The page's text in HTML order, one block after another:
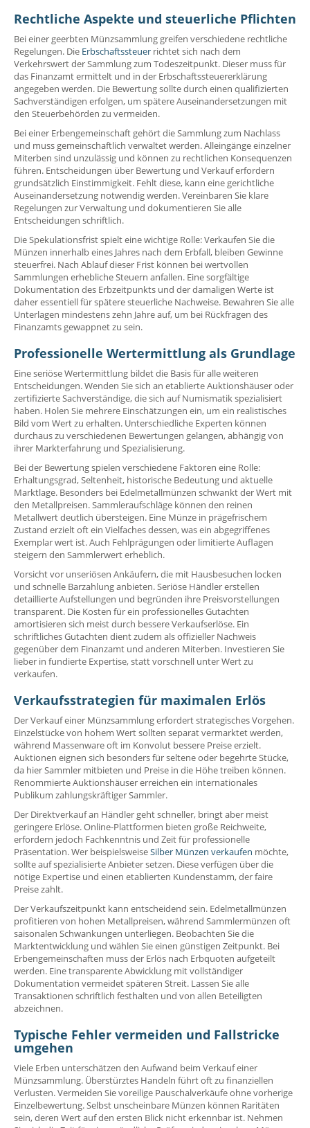
Rechtliche Aspekte und steuerliche Pflichten
Bei einer geerbten Münzsammlung greifen verschiedene rechtliche
Regelungen. Die Erbschaftssteuer richtet sich nach dem
Verkehrswert der Sammlung zum Todeszeitpunkt. Dieser muss für
das Finanzamt ermittelt und in der Erbschaftssteuererklärung
angegeben werden. Die Bewertung sollte durch einen qualifizierten
Sachverständigen erfolgen, um spätere Auseinandersetzungen mit
den Steuerbehörden zu vermeiden.
Bei einer Erbengemeinschaft gehört die Sammlung zum Nachlass
und muss gemeinschaftlich verwaltet werden. Alleingänge einzelner
Miterben sind unzulässig und können zu rechtlichen Konsequenzen
führen. Entscheidungen über Bewertung und Verkauf erfordern
grundsätzlich Einstimmigkeit. Fehlt diese, kann eine gerichtliche
Auseinandersetzung notwendig werden. Vereinbaren Sie klare
Regelungen zur Verwaltung und dokumentieren Sie alle
Entscheidungen schriftlich.
Die Spekulationsfrist spielt eine wichtige Rolle: Verkaufen Sie die
Münzen innerhalb eines Jahres nach dem Erbfall, bleiben Gewinne
steuerfrei. Nach Ablauf dieser Frist können bei wertvollen
Sammlungen erhebliche Steuern anfallen. Eine sorgfältige
Dokumentation des Erbzeitpunkts und der damaligen Werte ist
daher essentiell für spätere steuerliche Nachweise. Bewahren Sie alle
Unterlagen mindestens zehn Jahre auf, um bei Rückfragen des
Finanzamts gewappnet zu sein.
Professionelle Wertermittlung als Grundlage
Eine seriöse Wertermittlung bildet die Basis für alle weiteren
Entscheidungen. Wenden Sie sich an etablierte Auktionshäuser oder
zertifizierte Sachverständige, die sich auf Numismatik spezialisiert
haben. Holen Sie mehrere Einschätzungen ein, um ein realistisches
Bild vom Wert zu erhalten. Unterschiedliche Experten können
durchaus zu verschiedenen Bewertungen gelangen, abhängig von
ihrer Markterfahrung und Spezialisierung.
Bei der Bewertung spielen verschiedene Faktoren eine Rolle:
Erhaltungsgrad, Seltenheit, historische Bedeutung und aktuelle
Marktlage. Besonders bei Edelmetallmünzen schwankt der Wert mit
den Metallpreisen. Sammleraufschläge können den reinen
Metallwert deutlich übersteigen. Eine Münze in prägefrischem
Zustand erzielt oft ein Vielfaches dessen, was ein abgegriffenes
Exemplar wert ist. Auch Fehlprägungen oder limitierte Auflagen
steigern den Sammlerwert erheblich.
Vorsicht vor unseriösen Ankäufern, die mit Hausbesuchen locken
und schnelle Barzahlung anbieten. Seriöse Händler erstellen
detaillierte Aufstellungen und begründen ihre Preisvorstellungen
transparent. Die Kosten für ein professionelles Gutachten
amortisieren sich meist durch bessere Verkaufserlöse. Ein
schriftliches Gutachten dient zudem als offizieller Nachweis
gegenüber dem Finanzamt und anderen Miterben. Investieren Sie
lieber in fundierte Expertise, statt vorschnell unter Wert zu
verkaufen.
Verkaufsstrategien für maximalen Erlös
Der Verkauf einer Münzsammlung erfordert strategisches Vorgehen.
Einzelstücke von hohem Wert sollten separat vermarktet werden,
während Massenware oft im Konvolut bessere Preise erzielt.
Auktionen eignen sich besonders für seltene oder begehrte Stücke,
da hier Sammler mitbieten und Preise in die Höhe treiben können.
Renommierte Auktionshäuser erreichen ein internationales
Publikum zahlungskräftiger Sammler.
Der Direktverkauf an Händler geht schneller, bringt aber meist
geringere Erlöse. Online-Plattformen bieten große Reichweite,
erfordern jedoch Fachkenntnis und Zeit für professionelle
Präsentation. Wer beispielsweiseSilber Münzen verkaufen möchte,
sollte auf spezialisierte Anbieter setzen. Diese verfügen über die
nötige Expertise und einen etablierten Kundenstamm, der faire
Preise zahlt.
Der Verkaufszeitpunkt kann entscheidend sein. Edelmetallmünzen
profitieren von hohen Metallpreisen, während Sammlermünzen oft
saisonalen Schwankungen unterliegen. Beobachten Sie die
Marktentwicklung und wählen Sie einen günstigen Zeitpunkt. Bei
Erbengemeinschaften muss der Erlös nach Erbquoten aufgeteilt
werden. Eine transparente Abwicklung mit vollständiger
Dokumentation vermeidet späteren Streit. Lassen Sie alle
Transaktionen schriftlich festhalten und von allen Beteiligten
abzeichnen.
Typische Fehler vermeiden und Fallstricke
umgehen
Viele Erben unterschätzen den Aufwand beim Verkauf einer
Münzsammlung. Überstürztes Handeln führt oft zu finanziellen
Verlusten. Vermeiden Sie voreilige Pauschalverkäufe ohne vorherige
Einzelbewertung. Selbst unscheinbare Münzen können Raritäten
sein, deren Wert auf den ersten Blick nicht erkennbar ist. Nehmen